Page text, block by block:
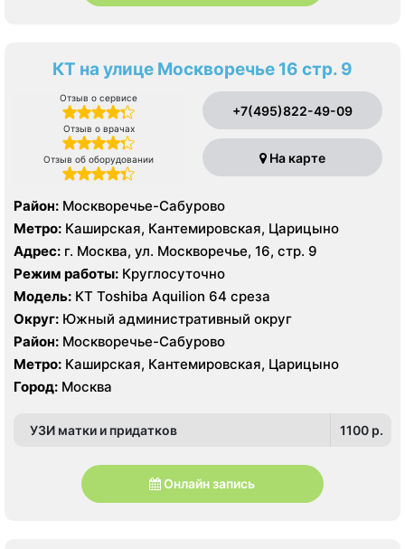
КТ на улице Москворечье 16 стр. 9
Отзыв о сервисе
Отзыв о врачах
Отзыв об оборудовании
+7(495)822-49-09
На карте
Район: Москворечье-Сабурово
Метро: Каширская, Кантемировская, Царицыно
Адрес: г. Москва, ул. Москворечье, 16, стр. 9
Режим работы: Круглосуточно
Модель: КТ Toshiba Aquilion 64 среза
Округ: Южный административный округ
Район: Москворечье-Сабурово
Метро: Каширская, Кантемировская, Царицыно
Город: Москва
УЗИ матки и придатков 1100 p.
Онлайн запись